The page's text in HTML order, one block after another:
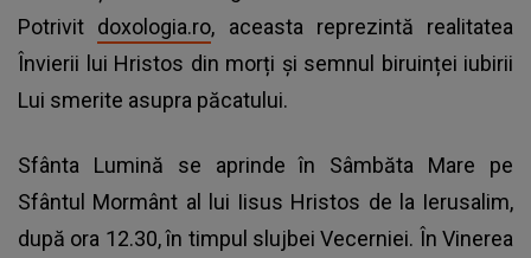
Potrivit doxologia.ro, aceasta reprezintă realitatea
Învierii lui Hristos din morți și semnul biruinței iubirii
Lui smerite asupra păcatului.
Sfânta Lumină se aprinde în Sâmbăta Mare pe
Sfântul Mormânt al lui Iisus Hristos de la Ierusalim,
după ora 12.30, în timpul slujbei Vecerniei. În Vinerea